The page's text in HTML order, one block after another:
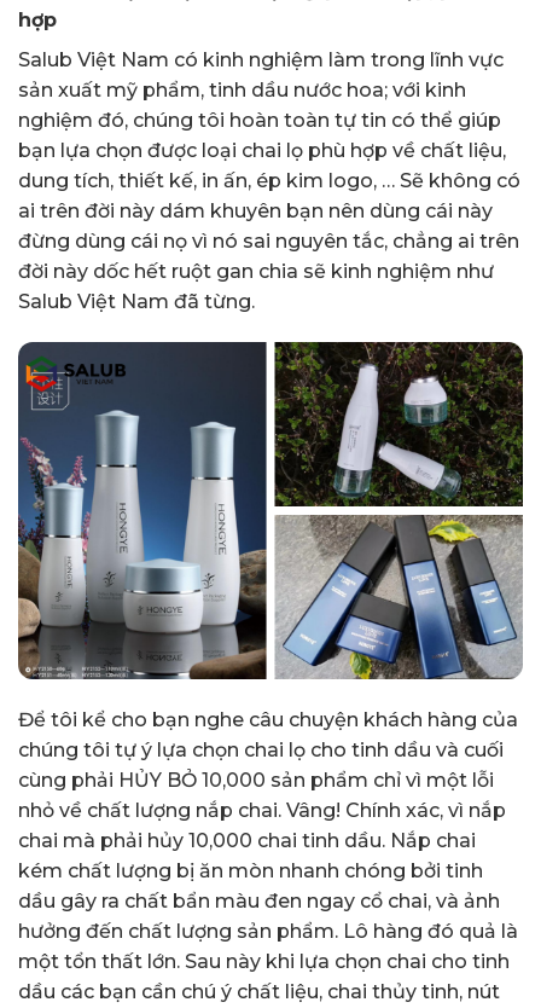
hợp
Salub Việt Nam có kinh nghiệm làm trong lĩnh vực
sản xuất mỹ phẩm, tinh dầu nước hoa; với kinh
nghiệm đó, chúng tôi hoàn toàn tự tin có thể giúp
bạn lựa chọn được loại chai lọ phù hợp về chất liệu,
dung tích, thiết kế, in ấn, ép kim logo, … Sẽ không có
ai trên đời này dám khuyên bạn nên dùng cái này
đừng dùng cái nọ vì nó sai nguyên tắc, chẳng ai trên
đời này dốc hết ruột gan chia sẽ kinh nghiệm như
Salub Việt Nam đã từng.
Để tôi kể cho bạn nghe câu chuyện khách hàng của
chúng tôi tự ý lựa chọn chai lọ cho tinh dầu và cuối
cùng phải HỦY BỎ 10,000 sản phẩm chỉ vì một lỗi
nhỏ về chất lượng nắp chai. Vâng! Chính xác, vì nắp
chai mà phải hủy 10,000 chai tinh dầu. Nắp chai
kém chất lượng bị ăn mòn nhanh chóng bởi tinh
dầu gây ra chất bẩn màu đen ngay cổ chai, và ảnh
hưởng đến chất lượng sản phẩm. Lô hàng đó quả là
một tổn thất lớn. Sau này khi lựa chọn chai cho tinh
dầu các bạn cần chú ý chất liệu, chai thủy tinh, nút